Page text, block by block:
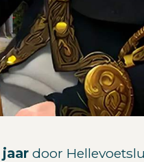
jaar door